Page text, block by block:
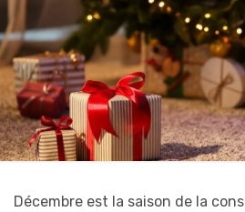
Décembre est la saison de la